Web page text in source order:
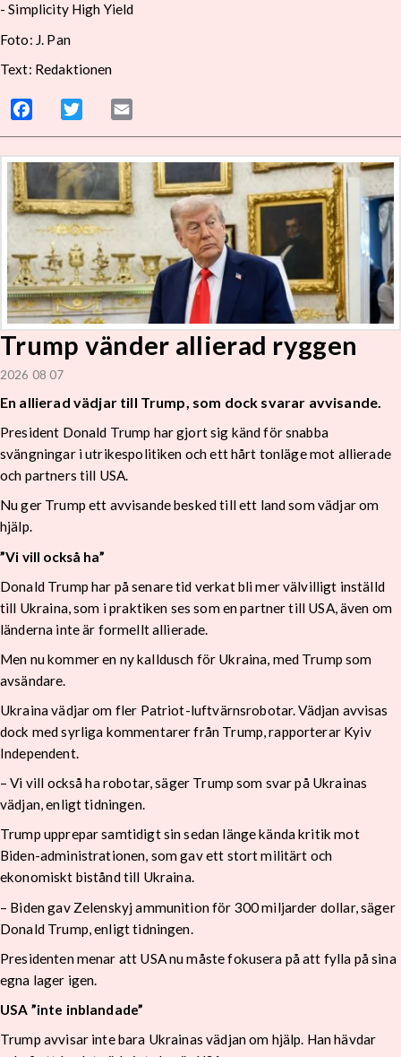
- Simplicity High Yield
Foto: J. Pan
Text: Redaktionen
Facebook Twitter
Trump vänder allierad ryggen
2026 08 07
En allierad vädjar till Trump, som dock svarar avvisande.
President Donald Trump har gjort sig känd för snabba
svängningar i utrikespolitiken och ett hårt tonläge mot allierade
och partners till USA.
Nu ger Trump ett avvisande besked till ett land som vädjar om
hjälp.
”Vi vill också ha”
Donald Trump har på senare tid verkat bli mer välvilligt inställd
till Ukraina, som i praktiken ses som en partner till USA, även om
länderna inte är formellt allierade.
Men nu kommer en ny kalldusch för Ukraina, med Trump som
avsändare.
Ukraina vädjar om fler Patriot-luftvärnsrobotar. Vädjan avvisas
dock med syrliga kommentarer från Trump, rapporterar Kyiv
Independent.
– Vi vill också ha robotar, säger Trump som svar på Ukrainas
vädjan, enligt tidningen.
Trump upprepar samtidigt sin sedan länge kända kritik mot
Biden-administrationen, som gav ett stort militärt och
ekonomiskt bistånd till Ukraina.
– Biden gav Zelenskyj ammunition för 300 miljarder dollar, säger
Donald Trump, enligt tidningen.
Presidenten menar att USA nu måste fokusera på att fylla på sina
egna lager igen.
USA ”inte inblandade”
Trump avvisar inte bara Ukrainas vädjan om hjälp. Han hävdar